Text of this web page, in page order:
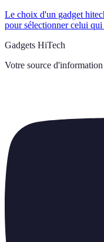
Le choix d'un gadget
pour sélectionner celui
Gadgets HiTech
Votre source